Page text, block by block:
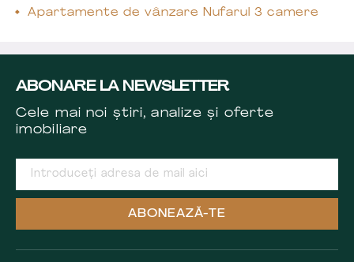
Apartamente de vânzare Nufarul 3 camere
ABONARE LA NEWSLETTER
Cele mai noi știri, analize și oferte
imobiliare
ABONEAZĂ-TE